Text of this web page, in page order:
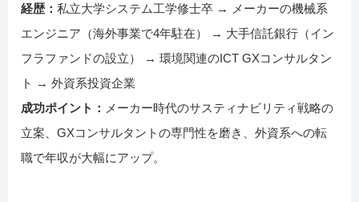
経歴： 私立大学システム工学修士卒 → メーカーの機械系
エンジニア（海外事業で4年駐在） → 大手信託銀行（イン
フラファンドの設立） → 環境関連のICT GXコンサルタン
ト → 外資系投資企業
成功ポイント： メーカー時代のサスティナビリティ戦略の
立案、GXコンサルタントの専門性を磨き、外資系への転
職で年収が大幅にアップ。